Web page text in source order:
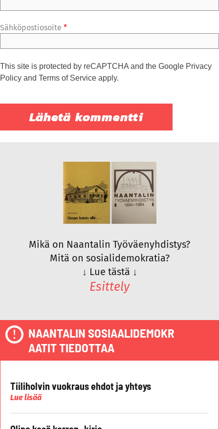
Sähköpostiosoite *
This site is protected by reCAPTCHA and the Google Privacy
Policy and Terms of Service apply.
Mikä on Naantalin Työväenyhdistys?
Mitä on sosialidemokratia?
↓ Lue tästä ↓
Esittely
NAANTALIN SOSIAALIDEMOKR
AATIT TIEDOTTAA
Tiiliholvin vuokraus ehdot ja yhteys
Lue lisää